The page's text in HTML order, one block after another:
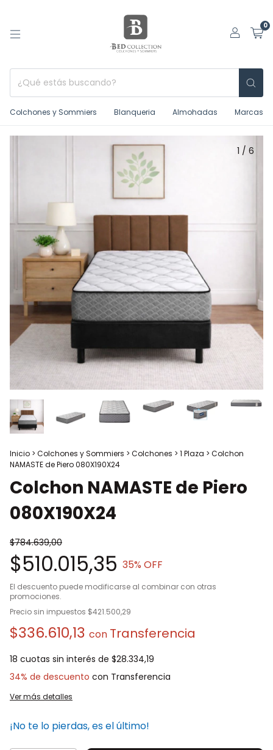
0
Colchones y Sommiers Blanqueria Almohadas Marcas
1 / 6
Inicio > Colchones y Sommiers > Colchones > 1 Plaza > Colchon
NAMASTE de Piero 080X190X24
Colchon NAMASTE de Piero
080X190X24
$784.639,00
$510.015,35 35% OFF
El descuento puede modificarse al combinar con otras
promociones.
Precio sin impuestos $421.500,29
$336.610,13 con
18 cuotas sin interés de $28.334,19
34% de descuento
Ver más detalles
¡No te lo pierdas, es el último!